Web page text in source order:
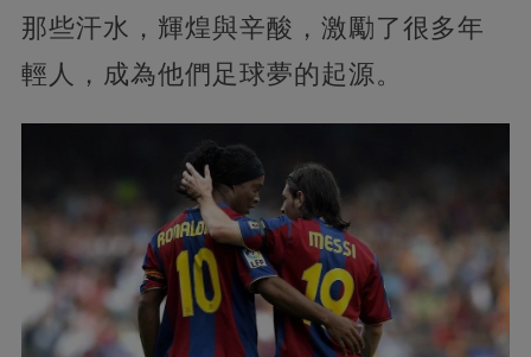
那些汗水，輝煌與辛酸，激勵了很多年
輕人，成為他們足球夢的起源。